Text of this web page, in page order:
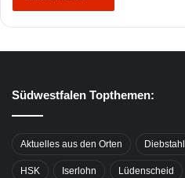
Südwestfalen Topthemen:
Aktuelles aus den Orten Diebstahl
HSK Iserlohn Lüdenscheid